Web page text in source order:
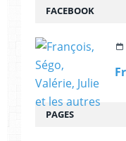
FACEBOOK
PAGES